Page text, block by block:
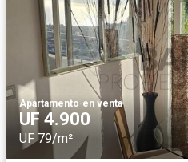
Apartamento·en venta
UF 4.900
UF 79/m²